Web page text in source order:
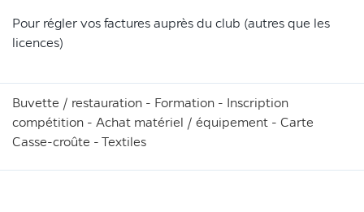
Pour régler vos factures auprès du club (autres que les
licences)
Buvette / restauration - Formation - Inscription
compétition - Achat matériel / équipement - Carte
Casse-croûte - Textiles